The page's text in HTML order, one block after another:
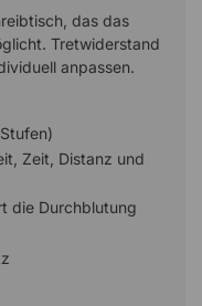
das das
Tretwiderstand
anpassen.
Zeit, Distanz und
die Durchblutung